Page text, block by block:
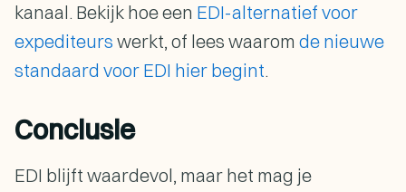
kanaal. Bekijk hoe een EDI-alternatief voor
expediteurs werkt, of lees waarom de nieuwe
standaard voor EDI hier begint.
Conclusie
EDI blijft waardevol, maar het mag je